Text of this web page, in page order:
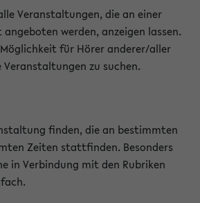
Veranstaltungen, die an einer
werden, anzeigen lassen.
für Hörer anderer/aller
zu suchen.
finden, die an bestimmten
Zeiten stattfinden. Besonders
in Verbindung mit den Rubriken